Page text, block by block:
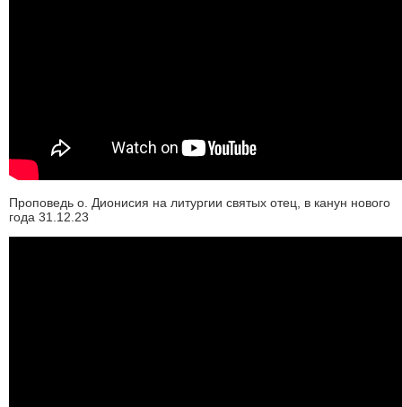
Проповедь о. Дионисия на литургии святых отец, в канун нового
года 31.12.23